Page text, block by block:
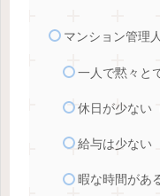
マンション管理
一人で黙々と
休日が少ない
給与は少ない
暇な時間があ